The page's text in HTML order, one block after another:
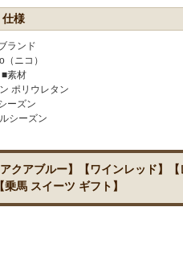
仕様
ランド
（ニコ）
■素材
ポリウレタン
ーズン
シーズン
クアブルー】【ワインレッド】
馬 スイーツ ギフト】